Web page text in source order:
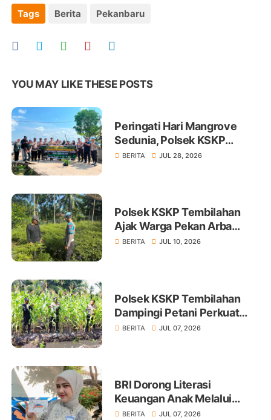
Tags Berita Pekanbaru
YOU MAY LIKE THESE POSTS
Peringati Hari Mangrove
Sedunia, Polsek KSKP
Tembilahan Tanam 100 Bibit
BERITA JUL 28, 2026
Polsek KSKP Tembilahan
Ajak Warga Pekan Arba
Tanam Cabai Dukung
BERITA JUL 10, 2026
Polsek KSKP Tembilahan
Dampingi Petani Perkuat
Swasembada Pangan
BERITA JUL 07, 2026
BRI Dorong Literasi
Keuangan Anak Melalui
Produk BritAma Junio
BERITA JUL 07, 2026